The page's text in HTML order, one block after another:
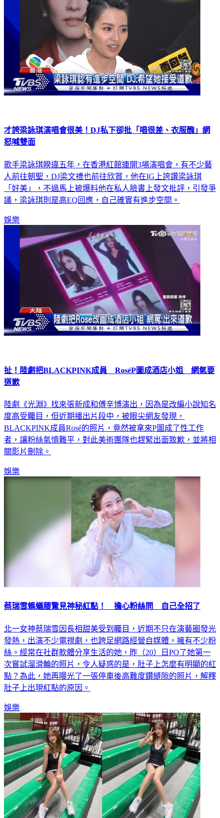
才誇梁詠琪演唱會很美！DJ私下卻批「唱很差、衣服醜」網
怒喊雙面
歌手梁詠琪睽違五年，在香港紅館連開3場演唱會，有不少藝
人前往朝聖，DJ梁文禮也前往欣賞，他在IG上誇讚梁詠琪
「好美」，不過馬上被爆料他在私人臉書上發文批評，引發爭
議，梁詠琪則是高EQ回應，自己確實有進步空間。
娛樂
扯！陸劇把BLACKPINK成員 RoséP圖成酒店小姐 網氣要
道歉
陸劇《光淵》找來張新成和傅辛博演出，因為是改編小說知名
度高受矚目，但近期播出片段中，被眼尖網友發現，
BLACKPINK成員Rosé的照片，竟然被拿來P圖成了性工作
者，讓粉絲氣憤難平，對此美術團隊也趕緊出面致歉，並將相
關影片刪除。
娛樂
蔡瑞雪螞蟻腰驚見神秘紅點！ 擔心粉絲問 自己全招了
北一女神蔡瑞雪因長相甜美受到矚目，近期不只在演藝圈發光
發熱，出演不少電視劇，也跨足網路經營自媒體，擁有不少粉
絲。經常在社群軟體分享生活的她，昨（20）日PO了她第一
次嘗試溜滑輪的照片，令人疑惑的是，肚子上怎麼有明顯的紅
點？為此，她再曝光了一張停車後高難度鑽縫隙的照片，解釋
肚子上出現紅點的原因。
娛樂